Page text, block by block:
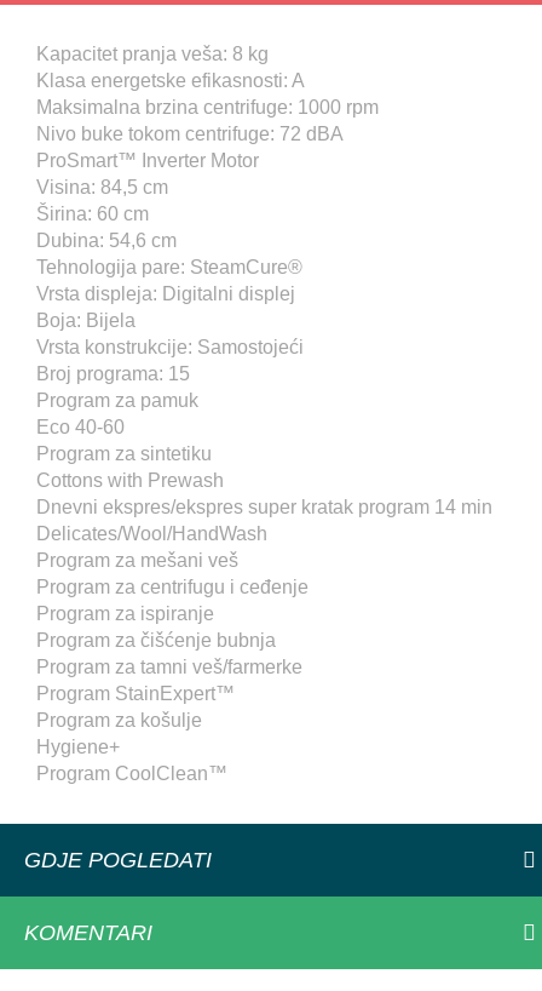
Kapacitet pranja veša: 8 kg
Klasa energetske efikasnosti: A
Maksimalna brzina centrifuge: 1000 rpm
Nivo buke tokom centrifuge: 72 dBA
ProSmart™ Inverter Motor
Visina: 84,5 cm
Širina: 60 cm
Dubina: 54,6 cm
Tehnologija pare: SteamCure®
Vrsta displeja: Digitalni displej
Boja: Bijela
Vrsta konstrukcije: Samostojeći
Broj programa: 15
Program za pamuk
Eco 40-60
Program za sintetiku
Cottons with Prewash
Dnevni ekspres/ekspres super kratak program 14 min
Delicates/Wool/HandWash
Program za mešani veš
Program za centrifugu i ceđenje
Program za ispiranje
Program za čišćenje bubnja
Program za tamni veš/farmerke
Program StainExpert™
Program za košulje
Hygiene+
Program CoolClean™
GDJE POGLEDATI
KOMENTARI